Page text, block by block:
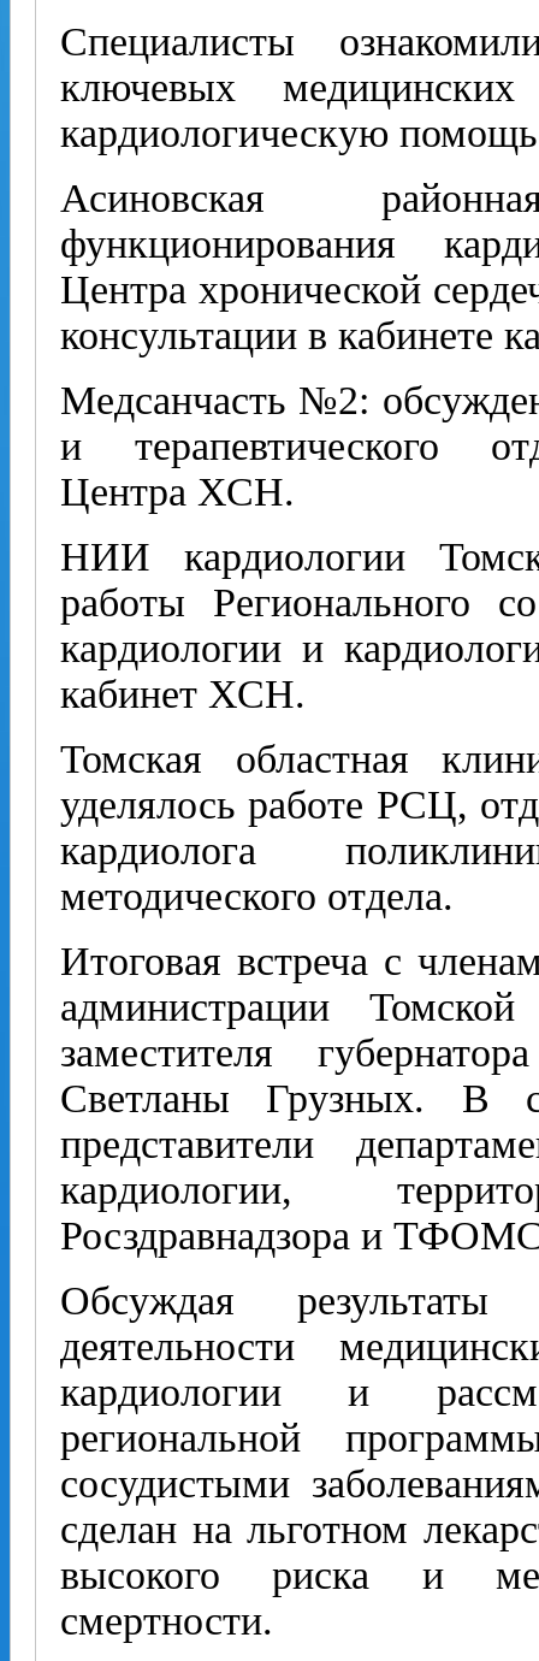
Специалисты
ключевых
кардиологическую
Асиновская
функционирования
Центра хронической
консультации в кабинете
Медсанчасть №2:
и терапевтического
Центра ХСН.
НИИ кардиологии
работы Регионального
кардиологии и
кабинет ХСН.
Томская областная
уделялось работе РСЦ,
кардиолога
методического отдела.
Итоговая встреча с
администрации
заместителя
Светланы Грузных. В
представители
кардиологии,
Росздравнадзора и
Обсуждая
деятельности
кардиологии и
региональной
сосудистыми
сделан на льготном
высокого риска и
смертности.